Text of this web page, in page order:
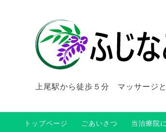
上尾駅から徒歩５分 マッサージ
トップページ ごあいさつ 当治療院